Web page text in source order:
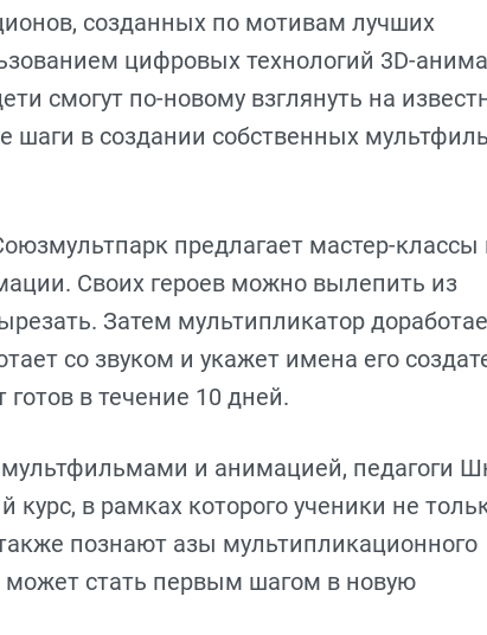
созданных по мотивам лучших
цифровых технологий 3D-
смогут по-новому взглянуть на
в создании собственных
предлагает мастер-классы
Своих героев можно вылепить из
Затем мультипликатор
со звуком и укажет имена его
в течение 10 дней.
мультфильмами и анимацией, педагоги
в рамках которого ученики не
познают азы мультипликационного
может стать первым шагом в новую